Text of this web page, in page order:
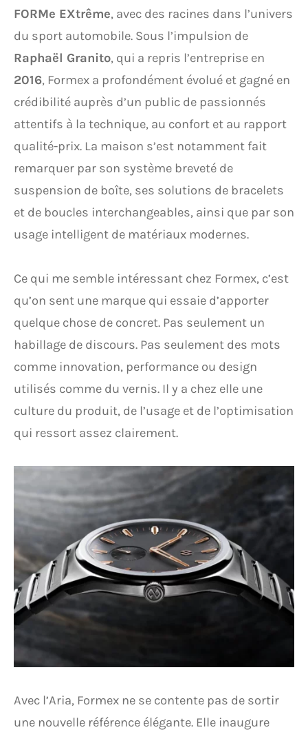
FORMe EXtrême, avec des racines dans l’univers
du sport automobile. Sous l’impulsion de
Raphaël Granito, qui a repris l’entreprise en
2016, Formex a profondément évolué et gagné en
crédibilité auprès d’un public de passionnés
attentifs à la technique, au confort et au rapport
qualité-prix. La maison s’est notamment fait
remarquer par son système breveté de
suspension de boîte, ses solutions de bracelets
et de boucles interchangeables, ainsi que par son
usage intelligent de matériaux modernes.
Ce qui me semble intéressant chez Formex, c’est
qu’on sent une marque qui essaie d’apporter
quelque chose de concret. Pas seulement un
habillage de discours. Pas seulement des mots
comme innovation, performance ou design
utilisés comme du vernis. Il y a chez elle une
culture du produit, de l’usage et de l’optimisation
qui ressort assez clairement.
Avec l’Aria, Formex ne se contente pas de sortir
une nouvelle référence élégante. Elle inaugure